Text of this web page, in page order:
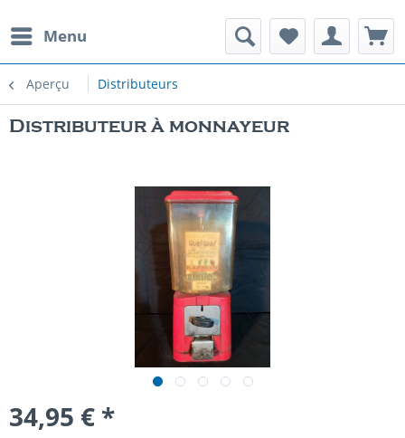
Menu
Aperçu Distributeurs
Distributeur à monnayeur
34,95 € *